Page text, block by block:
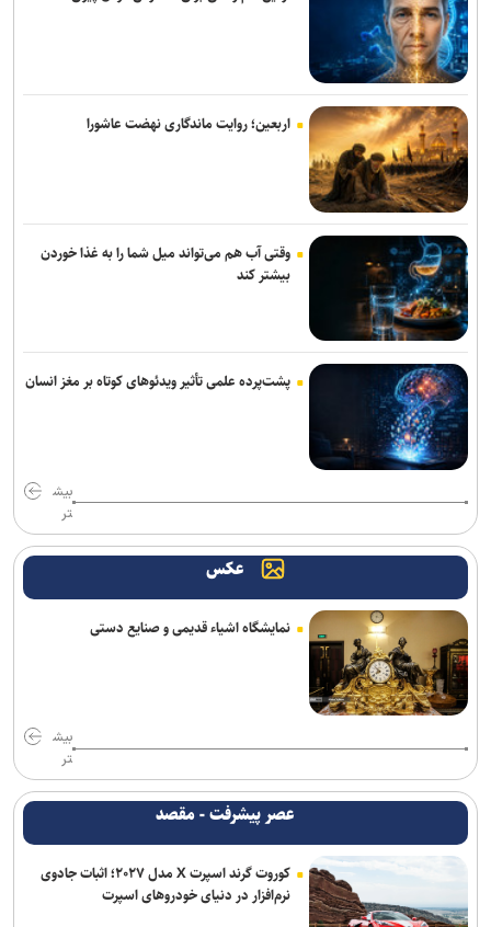
عرضه شد
اربعین؛ روایت ماندگاری نهضت عاشورا
وقتی آب هم می‌تواند میل شما را به غذا خوردن
بیشتر کند
پشت‌پرده علمی تأثیر ویدئو‌های کوتاه بر مغز انسان
بیش
تر
عکس
نمایشگاه اشیاء قدیمی و صنایع دستی
بیش
تر
عصر پیشرفت - مقصد
کوروت گرند اسپرت X مدل ۲۰۲۷؛ اثبات جادوی
نرم‌افزار در دنیای خودروهای اسپرت